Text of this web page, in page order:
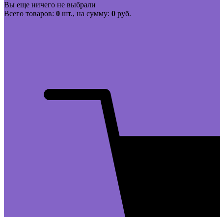
Вы еще ничего не выбрали
Всего товаров: 0 шт., на сумму: 0 руб.